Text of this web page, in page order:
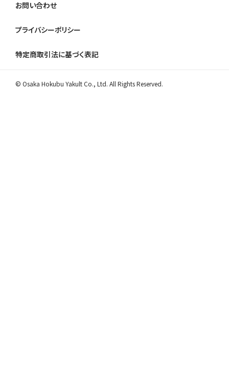
お問い合わせ
プライバシーポリシー
特定商取引法に基づく表記
© Osaka Hokubu Yakult Co., Ltd. All Rights Reserved.